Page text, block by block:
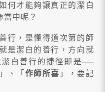
何才能夠讓真正的潔白
當中呢？
行，是懂得道次第的師
是潔白的善行，方向就
白善行的捷徑即是──
」、「 作師所喜 」，要記